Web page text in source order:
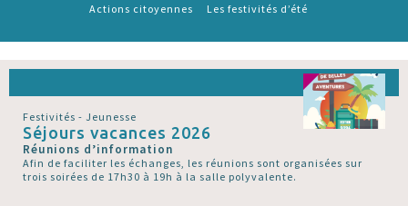
Actions citoyennes
Les festivités d’été
Festivités - Jeunesse
Séjours vacances 2026
Réunions d’information
Afin de faciliter les échanges, les réunions sont organisées sur
trois soirées de 17h30 à 19h à la salle polyvalente.